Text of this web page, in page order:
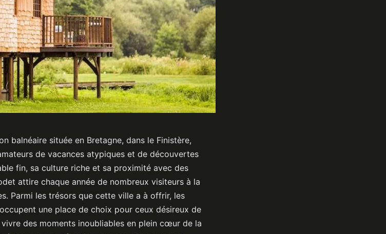
balnéaire située en Bretagne, dans le Finistère,
de vacances atypiques et de découvertes
fin, sa culture riche et sa proximité avec des
attire chaque année de nombreux visiteurs à la
Parmi les trésors que cette ville a à offrir, les
occupent une place de choix pour ceux désireux de
des moments inoubliables en plein cœur de la